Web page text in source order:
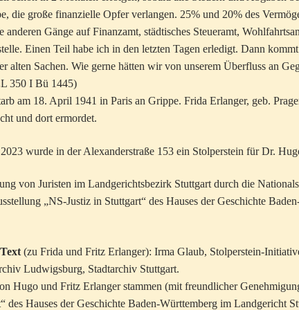
die große finanzielle Opfer verlangen. 25% und 20% des
anderen Gänge auf Finanzamt, städtisches Steueramt,
Einen Teil habe ich in den letzten Tagen erledigt. Dann
alten Sachen. Wie gerne hätten wir von unserem Überfluss an
350 I Bü 1445)
am 18. April 1941 in Paris an Grippe. Frida Erlanger, geb.
und dort ermordet.
wurde in der Alexanderstraße 153 ein Stolperstein für Dr.
von Juristen im Landgerichtsbezirk Stuttgart durch die
„NS-Justiz in Stuttgart“ des Hauses der Geschichte
(zu Frida und Fritz Erlanger): Irma Glaub, Stolperstein-
Ludwigsburg, Stadtarchiv Stuttgart.
Hugo und Fritz Erlanger stammen (mit freundlicher
des Hauses der Geschichte Baden-Württemberg im Landgericht